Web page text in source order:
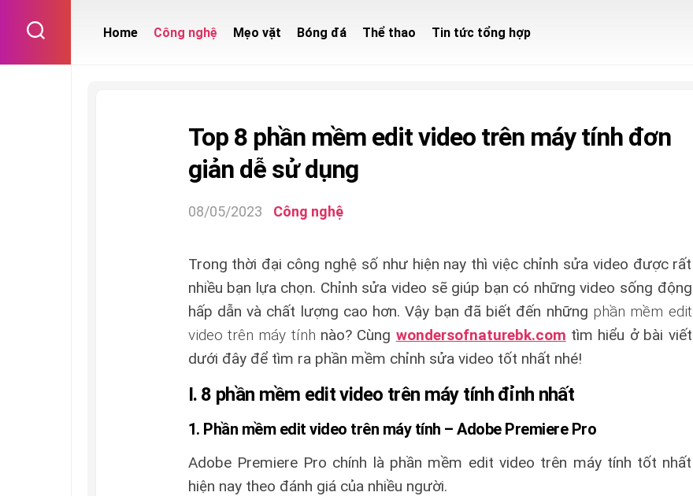
content
Home Công nghệ Mẹo vặt Bóng đá Thể thao Tin tức tổng hợp
Top 8 phần mềm edit video trên máy tính đơn
giản dễ sử dụng
08/05/2023 Công nghệ
Trong thời đại công nghệ số như hiện nay thì việc chỉnh sửa video được rất
nhiều bạn lựa chọn. Chỉnh sửa video sẽ giúp bạn có những video sống động
hấp dẫn và chất lượng cao hơn. Vậy bạn đã biết đến những phần mềm edit
video trên máy tính nào? Cùng wondersofnaturebk.com tìm hiểu ở bài viết
dưới đây để tìm ra phần mềm chỉnh sửa video tốt nhất nhé!
I. 8 phần mềm edit video trên máy tính đỉnh nhất
1. Phần mềm edit video trên máy tính – Adobe Premiere Pro
Adobe Premiere Pro chính là phần mềm edit video trên máy tính tốt nhất
hiện nay theo đánh giá của nhiều người.